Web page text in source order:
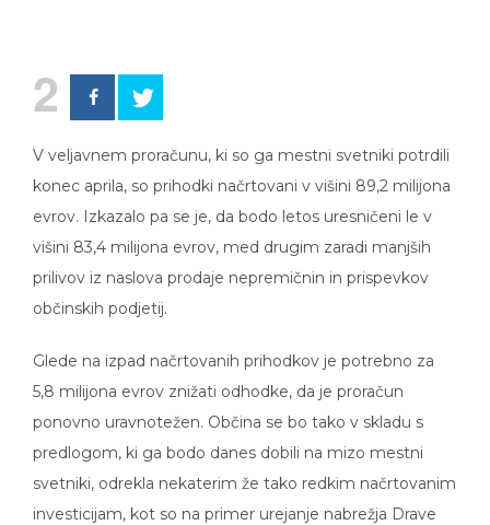
2
V veljavnem proračunu, ki so ga mestni svetniki potrdili
konec aprila, so prihodki načrtovani v višini 89,2 milijona
evrov. Izkazalo pa se je, da bodo letos uresničeni le v
višini 83,4 milijona evrov, med drugim zaradi manjših
prilivov iz naslova prodaje nepremičnin in prispevkov
občinskih podjetij.
Glede na izpad načrtovanih prihodkov je potrebno za
5,8 milijona evrov znižati odhodke, da je proračun
ponovno uravnotežen. Občina se bo tako v skladu s
predlogom, ki ga bodo danes dobili na mizo mestni
svetniki, odrekla nekaterim že tako redkim načrtovanim
investicijam, kot so na primer urejanje nabrežja Drave